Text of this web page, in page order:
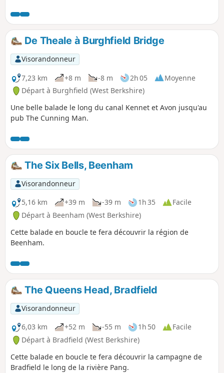
De Theale à Burghfield Bridge
Visorandonneur
7,23 km
+8 m -8 m 2h 05
Moyenne
Départ à Burghfield (West Berkshire)
Une belle balade le long du canal Kennet et Avon jusqu'au
pub The Cunning Man.
The Six Bells, Beenham
Visorandonneur
5,16 km
+39 m -39 m 1h 35
Facile
Départ à Beenham (West Berkshire)
Cette balade en boucle te fera découvrir la région de
Beenham.
The Queens Head, Bradfield
Visorandonneur
6,03 km
+52 m -55 m 1h 50
Facile
Départ à Bradfield (West Berkshire)
Cette balade en boucle te fera découvrir la campagne de
Bradfield le long de la rivière Pang.